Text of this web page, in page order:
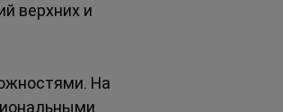
верхних и
На